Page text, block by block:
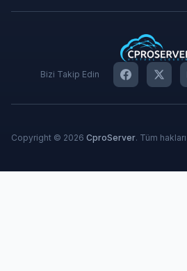
Bizi Takip Edin
Copyright © 2026 CproServer. Tüm hakları